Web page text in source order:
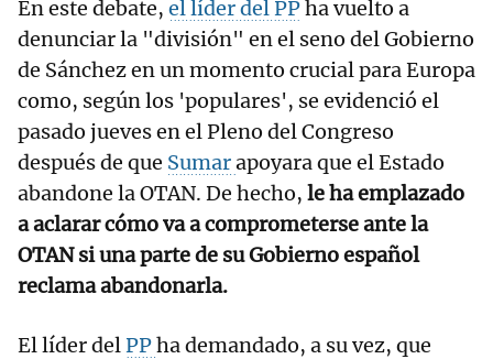
En este debate, el líder del PPha vuelto a
denunciar la "división" en el seno del Gobierno
de Sánchez en un momento crucial para Europa
como, según los 'populares', se evidenció el
pasado jueves en el Pleno del Congreso
después de que Sumarapoyara que el Estado
abandone la OTAN. De hecho, le ha emplazado
a aclarar cómo va a comprometerse ante la
OTAN si una parte de su Gobierno español
reclama abandonarla.
El líder delPPha demandado, a su vez, que